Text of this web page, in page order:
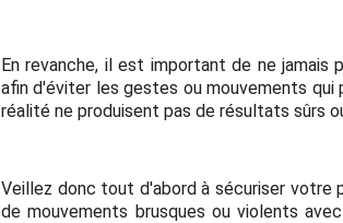
En revanche, il est important de ne
afin d'éviter les gestes ou mouvements qui
réalité ne produisent pas de résultats sûrs
Veillez donc tout d'abord à sécuriser votre
de mouvements brusques ou violents